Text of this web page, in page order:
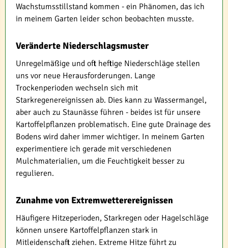
Wachstumsstillstand kommen - ein Phänomen, das ich
in meinem Garten leider schon beobachten musste.
Veränderte Niederschlagsmuster
Unregelmäßige und oft heftige Niederschläge stellen
uns vor neue Herausforderungen. Lange
Trockenperioden wechseln sich mit
Starkregenereignissen ab. Dies kann zu Wassermangel,
aber auch zu Staunässe führen - beides ist für unsere
Kartoffelpflanzen problematisch. Eine gute Drainage des
Bodens wird daher immer wichtiger. In meinem Garten
experimentiere ich gerade mit verschiedenen
Mulchmaterialien, um die Feuchtigkeit besser zu
regulieren.
Zunahme von Extremwetterereignissen
Häufigere Hitzeperioden, Starkregen oder Hagelschläge
können unsere Kartoffelpflanzen stark in
Mitleidenschaft ziehen. Extreme Hitze führt zu